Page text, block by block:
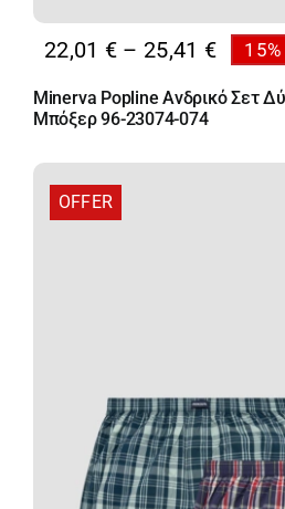
22,01 € – 25,41 €Price
22,01
Minerva Popline Ανδρικό Σετ
Μπόξερ 96-23074-074
OFFER